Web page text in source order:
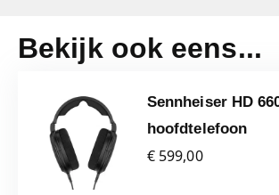
Bekijk ook eens...
Sennheiser HD
hoofdtelefoon
€ 599,00